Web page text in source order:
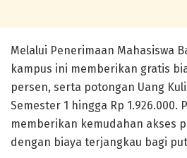
Melalui Penerimaan Mahasiswa
kampus ini memberikan gratis
persen, serta potongan Uang
Semester 1 hingga Rp 1.926.000.
memberikan kemudahan akses
dengan biaya terjangkau bagi